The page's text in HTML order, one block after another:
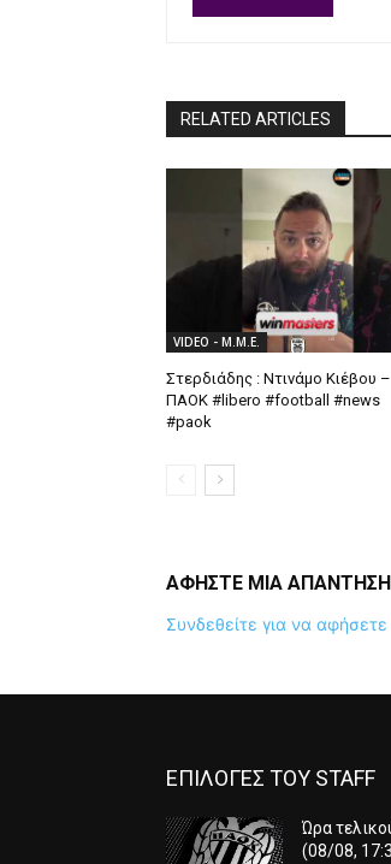
RELATED ARTICLES
VIDEO - Μ.Μ.Ε.
Στερδιάδης : Ντινάμο Κιέβου –
ΠΑΟΚ #libero #football #news
#paok
ΑΦΗΣΤΕ ΜΙΑ ΑΠΑΝΤΗΣΗ
Συνδεθείτε για να
ΕΠΙΛΟΓΕΣ ΤΟΥ STAFF
Ώρα
(08/08,